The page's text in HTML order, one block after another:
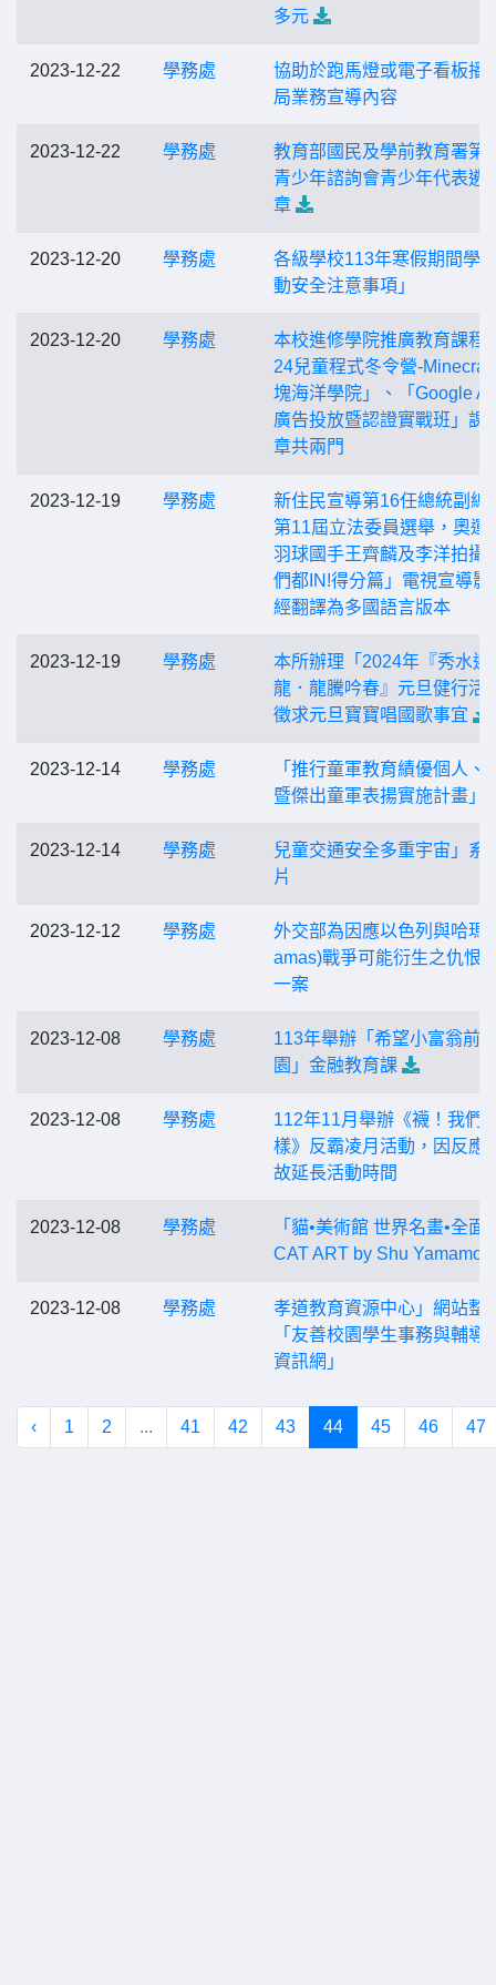
多元
2023-12-22 學務處
協助於跑馬燈或電子看板播
局業務宣導內容
2023-12-22 學務處
教育部國民及學前教育署第
青少年諮詢會青少年代表遴
章
2023-12-20 學務處
各級學校113年寒假期間學
動安全注意事項」
2023-12-20 學務處
本校進修學院推廣教育課程
24兒童程式冬令營-
塊海洋學院」、「Google
廣告投放暨認證實戰班」課
章共兩門
2023-12-19 學務處
新住民宣導第16任總統副總
第11屆立法委員選舉，奧運
羽球國手王齊麟及李洋拍攝
們都IN!得分篇」電視宣導影
經翻譯為多國語言版本
2023-12-19 學務處
本所辦理「2024年『秀水迎
龍．龍騰吟春』元旦健行活
徵求元旦寶寶唱國歌事宜
2023-12-14 學務處
「推行童軍教育績優個人、
暨傑出童軍表揚實施計畫」
2023-12-14 學務處
兒童交通安全多重宇宙」系
片
2023-12-12 學務處
外交部為因應以色列與哈瑪
amas)戰爭可能衍生之仇恨
一案
2023-12-08 學務處
113年舉辦「希望小富翁前
園」金融教育課
2023-12-08 學務處
112年11月舉辦《襪！我們
樣》反霸凌月活動，因反應
故延長活動時間
2023-12-08 學務處
「貓•美術館 世界名畫•全面
CAT ART by Shu
2023-12-08 學務處
孝道教育資源中心」網站整
「友善校園學生事務與輔導
資訊網」
‹ 1 2 ... 41 42 43 44 45 46 47